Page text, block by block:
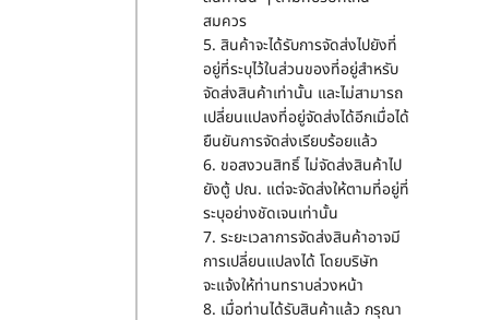
สมควร
5. สินค้าจะได้รับการจัดส่งไปยังที่
อยู่ที่ระบุไว้ในส่วนของที่อยู่สำหรับ
จัดส่งสินค้าเท่านั้น และไม่สามารถ
เปลี่ยนแปลงที่อยู่จัดส่งได้อีกเมื่อได้
ยืนยันการจัดส่งเรียบร้อยแล้ว
6. ขอสงวนสิทธิ์ ไม่จัดส่งสินค้าไป
ยังตู้ ปณ. แต่จะจัดส่งให้ตามที่อยู่ที่
ระบุอย่างชัดเจนเท่านั้น
7. ระยะเวลาการจัดส่งสินค้าอาจมี
การเปลี่ยนแปลงได้ โดยบริษัท
จะแจ้งให้ท่านทราบล่วงหน้า
8. เมื่อท่านได้รับสินค้าแล้ว กรุณา